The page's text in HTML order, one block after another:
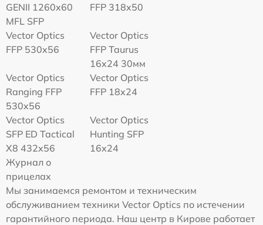
GENII 1260x60
MFL SFP
FFP 318x50
Vector Optics
FFP 530x56
Vector Optics
FFP Taurus
16x24 30мм
Vector Optics
Ranging FFP
530x56
Vector Optics
FFP 18x24
Vector Optics
SFP ED Tactical
X8 432x56
Vector Optics
Hunting SFP
16x24
Журнал о
прицелах
Мы занимаемся ремонтом и техническим
обслуживанием техники Vector Optics по истечении
гарантийного периода. Наш центр в Кирове работает